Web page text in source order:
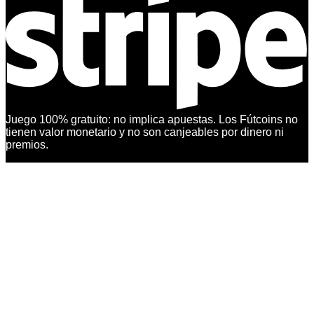
Juego 100% gratuito: no implica apuestas. Los Fútcoins no
tienen valor monetario y no son canjeables por dinero ni
premios.